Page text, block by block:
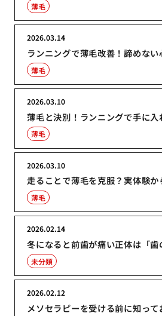
薄毛
ランニングで薄毛改善！諦めな
2026.03.14
薄毛
薄毛と決別！ランニングで手に入
2026.03.10
薄毛
走ることで薄毛を克服？実体験か
2026.03.10
薄毛
冬になると前歯が痛い正体は「
2026.02.14
未分類
メソセラピーを受ける前に知って
2026.02.12